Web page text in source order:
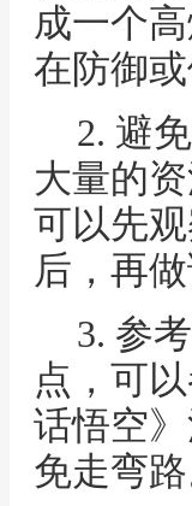
成一个
在防御或
2. 避
大量的
可以先
后，再做
3. 参
点，可
话悟空
免走弯路